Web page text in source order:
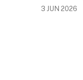
3 JUN 2026